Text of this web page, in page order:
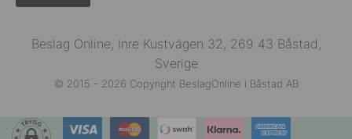
Beslag Online, Inre Kustvägen 32, 269 43 Båstad,
Sverige
© 2015 - 2026 Copyright BeslagOnline i Båstad AB